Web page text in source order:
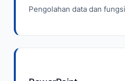
Pengolahan data dan